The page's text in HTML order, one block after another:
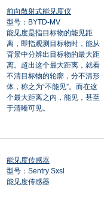
前向散射式能见度仪
型号：BYTD-MV
能见度是指目标物的能见距
离，即指观测目标物时，能从
背景中分辨出目标物的最大距
离。超出这个最大距离，就看
不清目标物的轮廓，分不清形
体，称之为“不能见”。而在这
个最大距离之内，能见，甚至
于清晰可见。
能见度传感器
型号：Sentry Sxsl
能见度传感器